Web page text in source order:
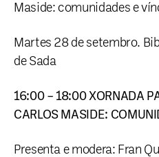
Maside: comunidades e
Martes 28 de setembro.
de Sada
16:00 – 18:00 XORNADA
CARLOS MASIDE:
Presenta e modera: Fran